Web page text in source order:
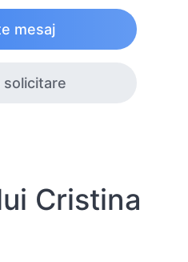
mesaj
solicitare
Cristina